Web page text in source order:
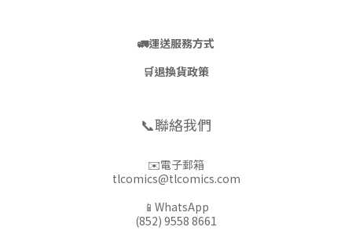
🚛運送服務方式
🛒退換貨政策
📞聯絡我們
✉️電子郵箱
tlcomics@tlcomics.com
📱WhatsApp
(852) 9558 8661